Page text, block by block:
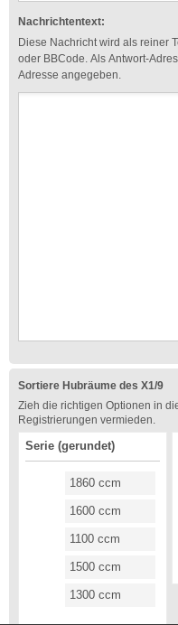
Nachrichtentext:
Diese Nachricht wird als reiner
oder BBCode. Als Antwort-
Adresse angegeben.
Sortiere Hubräume des X1/9
Zieh die richtigen Optionen in
Registrierungen vermieden.
Serie (gerundet)
1860 ccm
1600 ccm
1100 ccm
1500 ccm
1300 ccm